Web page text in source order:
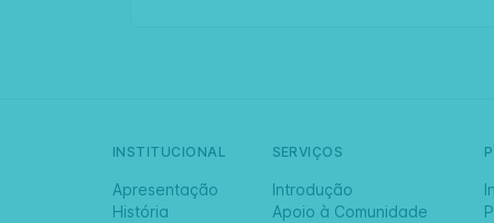
INSTITUCIONAL
Apresentação
História
SERVIÇOS
Introdução
Apoio à Comunidade